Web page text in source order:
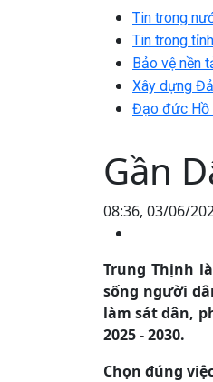
Tin trong
Tin trong tỉnh
Bảo vệ nền
Xây dựng
Đạo đức Hồ
Gần
08:36, 03/06/
Trung Thịnh
sống người
làm sát dân,
2025 - 2030.
Chọn đúng